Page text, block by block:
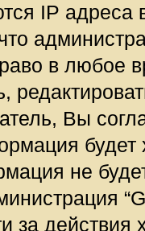
IP
в любое
Вы
будет
не
за